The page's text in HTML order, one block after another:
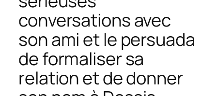
conversations avec
son ami et le persuada
de formaliser sa
relation et de donner